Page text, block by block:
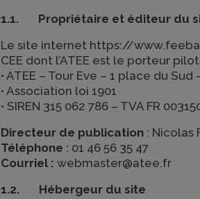
1.1. Propriétaire et éditeur du
Le site internet https://
CEE dont l’ATEE est le porteur
• ATEE – Tour Eve – 1 place du
• Association loi 1901
• SIREN 315 062 786 – TVA FR
Directeur de publication: Nicolas
Téléphone : 01 46 56 35 47
Courriel : webmaster@atee.fr
1.2. Hébergeur du site